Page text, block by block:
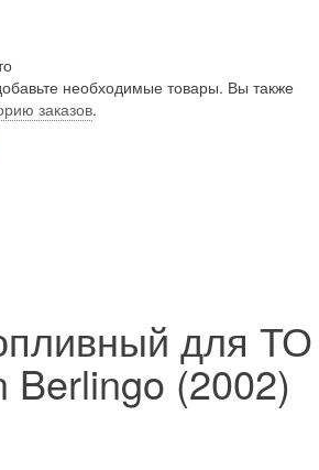
необходимые товары. Вы также
заказов.
для ТО
Berlingo (2002)